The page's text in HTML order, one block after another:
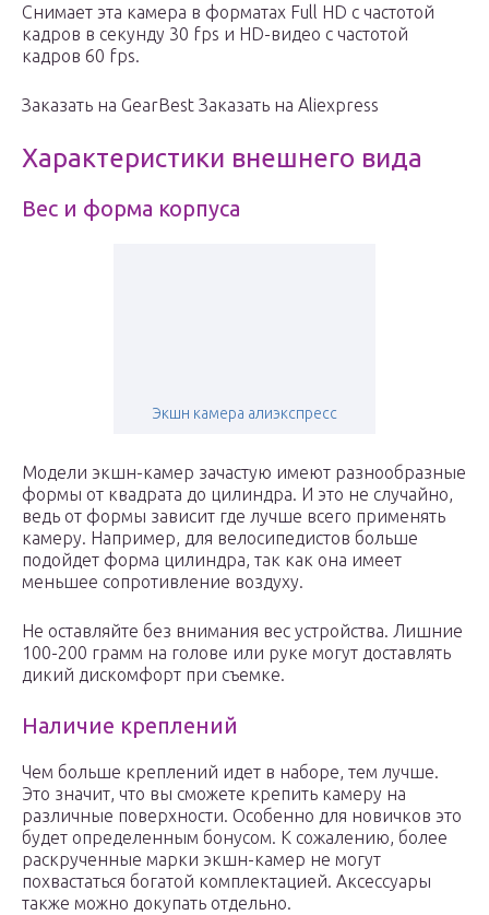
Снимает эта камера в форматах Full HD с частотой
кадров в секунду 30 fps и HD-видео с частотой
кадров 60 fps.
Заказать на GearBest Заказать на Aliexpress
Характеристики внешнего вида
Вес и форма корпуса
Экшн камера алиэкспресс
Модели экшн-камер зачастую имеют разнообразные
формы от квадрата до цилиндра. И это не случайно,
ведь от формы зависит где лучше всего применять
камеру. Например, для велосипедистов больше
подойдет форма цилиндра, так как она имеет
меньшее сопротивление воздуху.
Не оставляйте без внимания вес устройства. Лишние
100-200 грамм на голове или руке могут доставлять
дикий дискомфорт при съемке.
Наличие креплений
Чем больше креплений идет в наборе, тем лучше.
Это значит, что вы сможете крепить камеру на
различные поверхности. Особенно для новичков это
будет определенным бонусом. К сожалению, более
раскрученные марки экшн-камер не могут
похвастаться богатой комплектацией. Аксессуары
также можно докупать отдельно.